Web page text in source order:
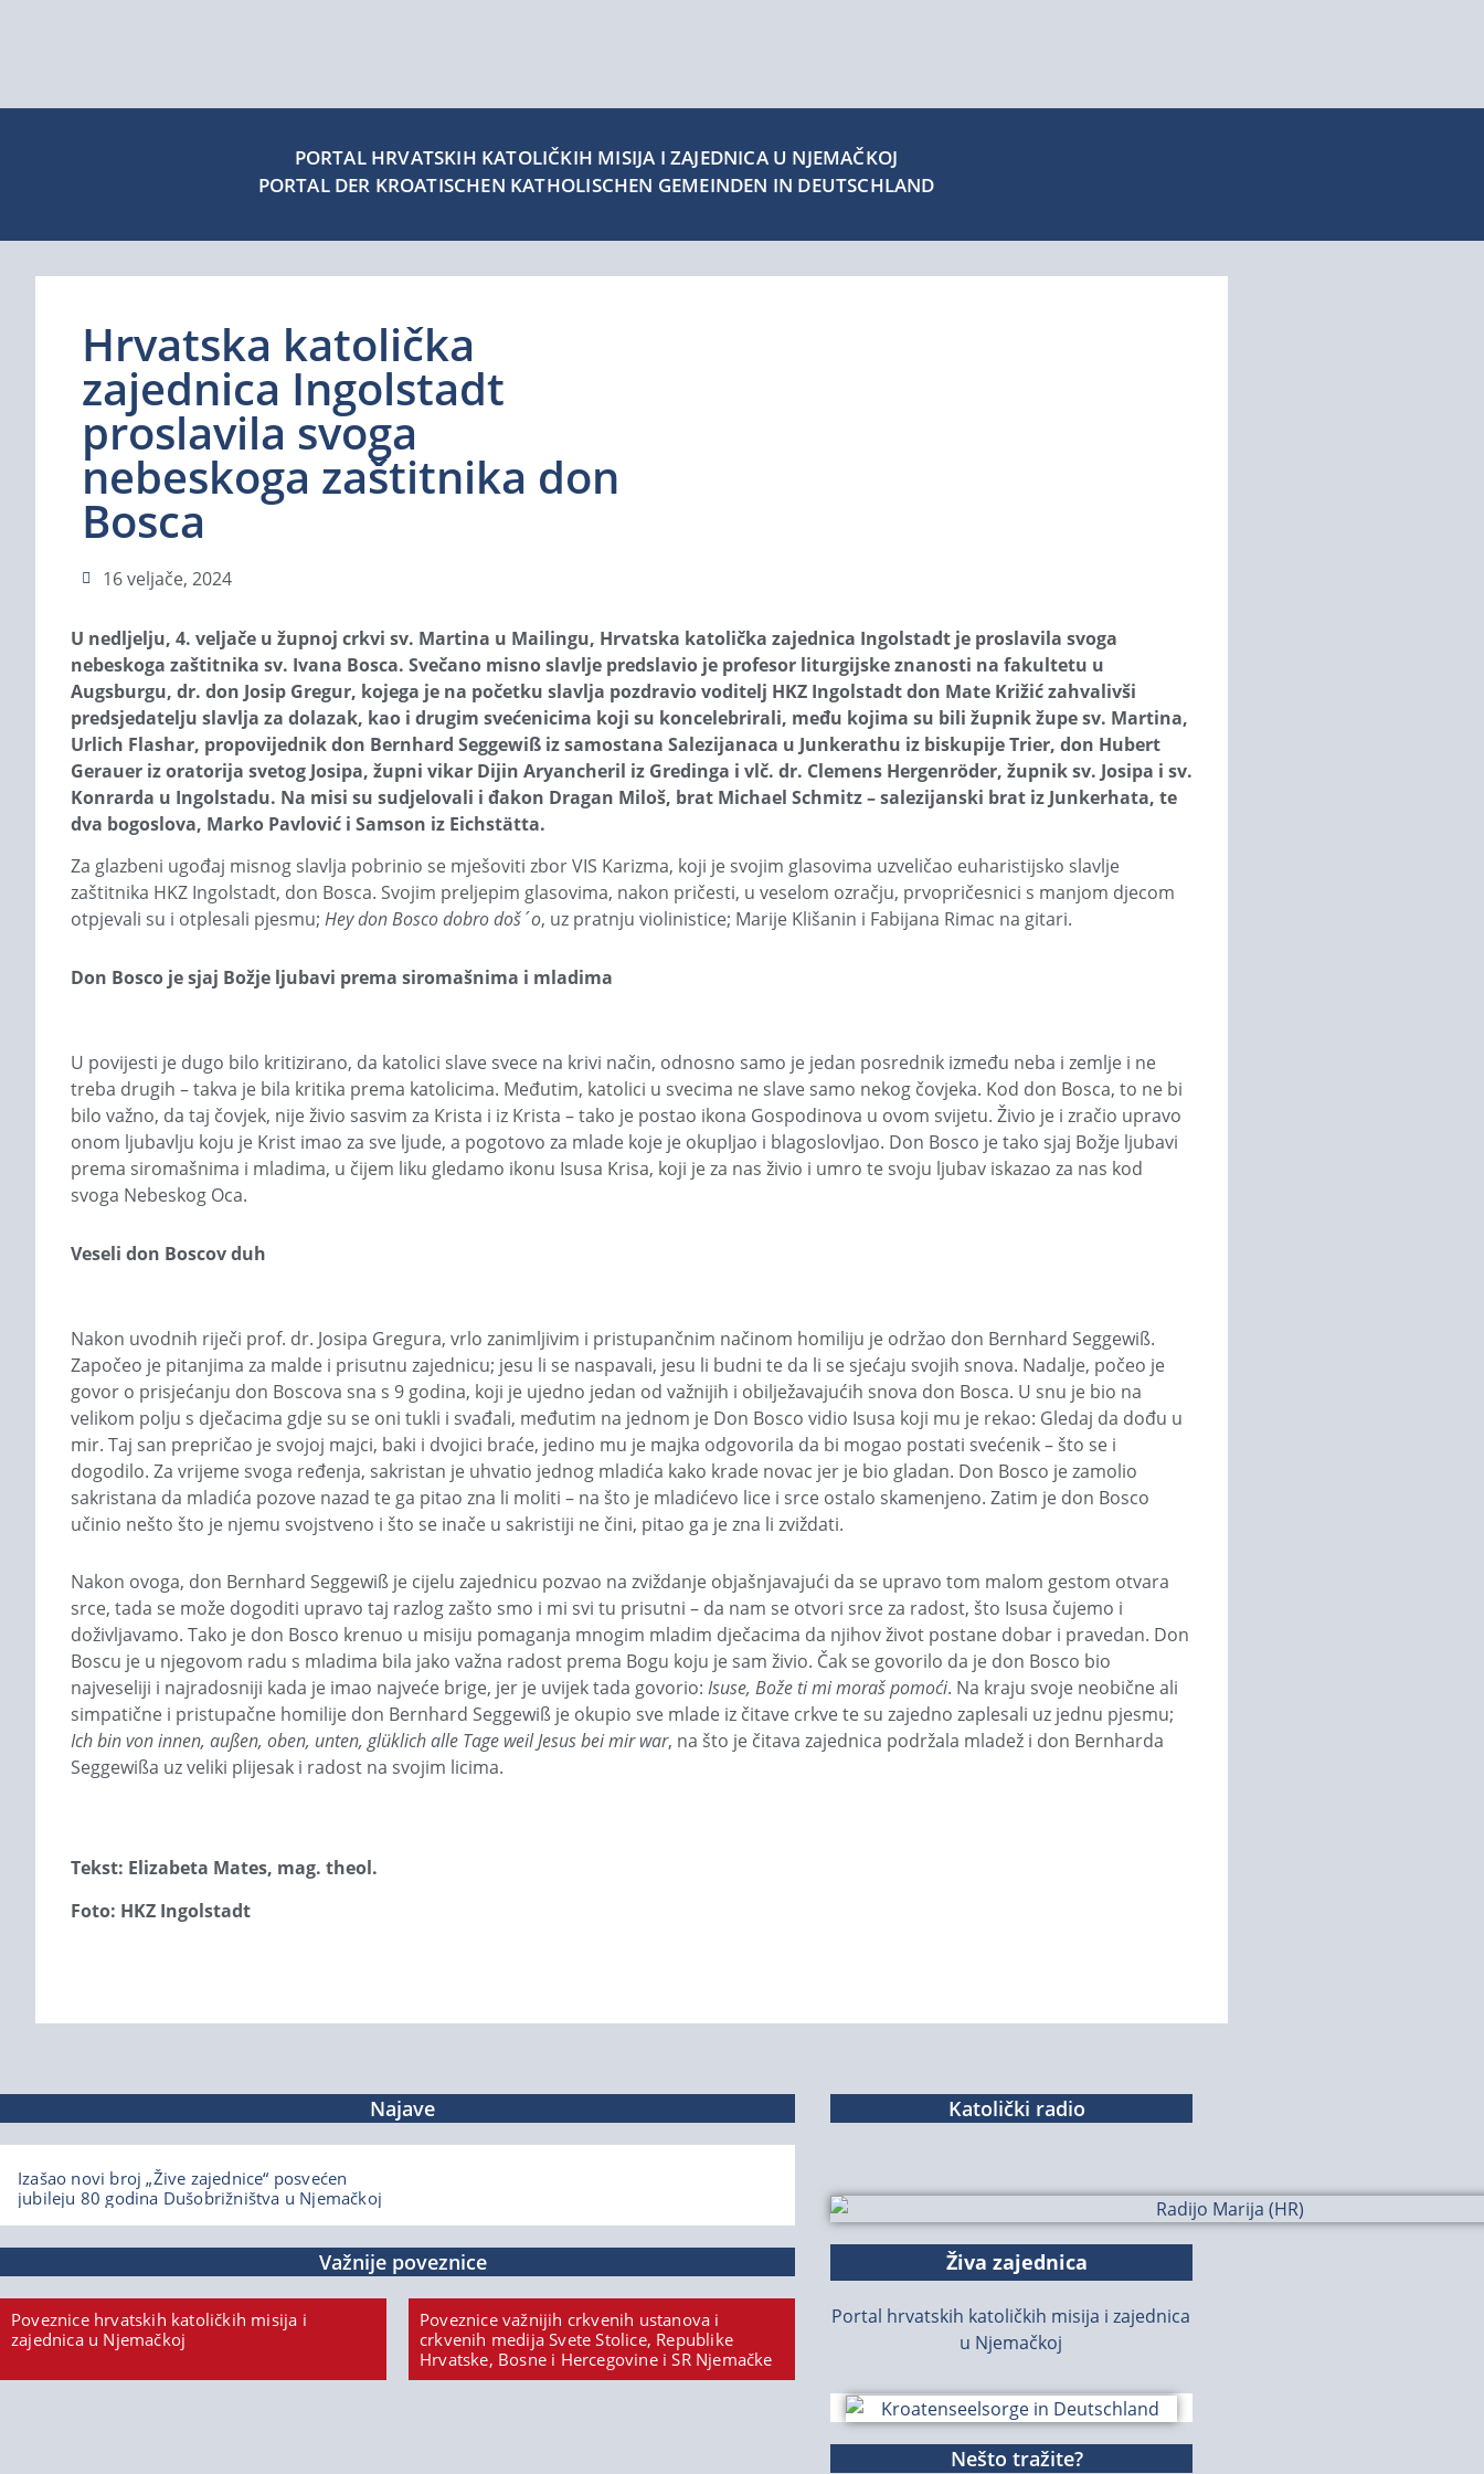
PORTAL HRVATSKIH KATOLIČKIH MISIJA I ZAJEDNICA U NJEMAČKOJ
PORTAL DER KROATISCHEN KATHOLISCHEN GEMEINDEN IN DEUTSCHLAND
Hrvatska katolička
zajednica Ingolstadt
proslavila svoga
nebeskoga zaštitnika don
Bosca
16 veljače, 2024
U nedljelju, 4. veljače u župnoj crkvi sv. Martina u Mailingu, Hrvatska katolička zajednica Ingolstadt je proslavila svoga
nebeskoga zaštitnika sv. Ivana Bosca. Svečano misno slavlje predslavio je profesor liturgijske znanosti na fakultetu u
Augsburgu, dr. don Josip Gregur, kojega je na početku slavlja pozdravio voditelj HKZ Ingolstadt don Mate Križić zahvalivši
predsjedatelju slavlja za dolazak, kao i drugim svećenicima koji su koncelebrirali, među kojima su bili župnik župe sv. Martina,
Urlich Flashar, propovijednik don Bernhard Seggewiß iz samostana Salezijanaca u Junkerathu iz biskupije Trier, don Hubert
Gerauer iz oratorija svetog Josipa, župni vikar Dijin Aryancheril iz Gredinga i vlč. dr. Clemens Hergenröder, župnik sv. Josipa i sv.
Konrarda u Ingolstadu. Na misi su sudjelovali i đakon Dragan Miloš, brat Michael Schmitz – salezijanski brat iz Junkerhata, te
dva bogoslova, Marko Pavlović i Samson iz Eichstätta.
Za glazbeni ugođaj misnog slavlja pobrinio se mješoviti zbor VIS Karizma, koji je svojim glasovima uzveličao euharistijsko slavlje
zaštitnika HKZ Ingolstadt, don Bosca. Svojim preljepim glasovima, nakon pričesti, u veselom ozračju, prvopričesnici s manjom djecom
otpjevali su i otplesali pjesmu; Hey don Bosco dobro doš´o, uz pratnju violinistice; Marije Klišanin i Fabijana Rimac na gitari.
Don Bosco je sjaj Božje ljubavi prema siromašnima i mladima
U povijesti je dugo bilo kritizirano, da katolici slave svece na krivi način, odnosno samo je jedan posrednik između neba i zemlje i ne
treba drugih – takva je bila kritika prema katolicima. Međutim, katolici u svecima ne slave samo nekog čovjeka. Kod don Bosca, to ne bi
bilo važno, da taj čovjek, nije živio sasvim za Krista i iz Krista – tako je postao ikona Gospodinova u ovom svijetu. Živio je i zračio upravo
onom ljubavlju koju je Krist imao za sve ljude, a pogotovo za mlade koje je okupljao i blagoslovljao. Don Bosco je tako sjaj Božje ljubavi
prema siromašnima i mladima, u čijem liku gledamo ikonu Isusa Krisa, koji je za nas živio i umro te svoju ljubav iskazao za nas kod
svoga Nebeskog Oca.
Veseli don Boscov duh
Nakon uvodnih riječi prof. dr. Josipa Gregura, vrlo zanimljivim i pristupančnim načinom homiliju je održao don Bernhard Seggewiß.
Započeo je pitanjima za malde i prisutnu zajednicu; jesu li se naspavali, jesu li budni te da li se sjećaju svojih snova. Nadalje, počeo je
govor o prisjećanju don Boscova sna s 9 godina, koji je ujedno jedan od važnijih i obilježavajućih snova don Bosca. U snu je bio na
velikom polju s dječacima gdje su se oni tukli i svađali, međutim na jednom je Don Bosco vidio Isusa koji mu je rekao: Gledaj da dođu u
mir. Taj san prepričao je svojoj majci, baki i dvojici braće, jedino mu je majka odgovorila da bi mogao postati svećenik – što se i
dogodilo. Za vrijeme svoga ređenja, sakristan je uhvatio jednog mladića kako krade novac jer je bio gladan. Don Bosco je zamolio
sakristana da mladića pozove nazad te ga pitao zna li moliti – na što je mladićevo lice i srce ostalo skamenjeno. Zatim je don Bosco
učinio nešto što je njemu svojstveno i što se inače u sakristiji ne čini, pitao ga je zna li zviždati.
Nakon ovoga, don Bernhard Seggewiß je cijelu zajednicu pozvao na zviždanje objašnjavajući da se upravo tom malom gestom otvara
srce, tada se može dogoditi upravo taj razlog zašto smo i mi svi tu prisutni – da nam se otvori srce za radost, što Isusa čujemo i
doživljavamo. Tako je don Bosco krenuo u misiju pomaganja mnogim mladim dječacima da njihov život postane dobar i pravedan. Don
Boscu je u njegovom radu s mladima bila jako važna radost prema Bogu koju je sam živio. Čak se govorilo da je don Bosco bio
najveseliji i najradosniji kada je imao najveće brige, jer je uvijek tada govorio: Isuse, Bože ti mi moraš pomoći. Na kraju svoje neobične ali
simpatične i pristupačne homilije don Bernhard Seggewiß je okupio sve mlade iz čitave crkve te su zajedno zaplesali uz jednu pjesmu;
Ich bin von innen, außen, oben, unten, glüklich alle Tage weil Jesus bei mir war, na što je čitava zajednica podržala mladež i don Bernharda
Seggewißa uz veliki plijesak i radost na svojim licima.
Tekst: Elizabeta Mates, mag. theol.
Foto: HKZ Ingolstadt
Najave
Izašao novi broj „Žive zajednice“ posvećen
jubileju 80 godina Dušobrižništva u Njemačkoj
Važnije poveznice
Poveznice hrvatskih katoličkih misija i
zajednica u Njemačkoj
Poveznice važnijih crkvenih ustanova i
crkvenih medija Svete Stolice, Republike
Hrvatske, Bosne i Hercegovine i SR Njemačke
Katolički radio
Živa zajednica
Portal hrvatskih katoličkih misija i zajednica
u Njemačkoj
Nešto tražite?